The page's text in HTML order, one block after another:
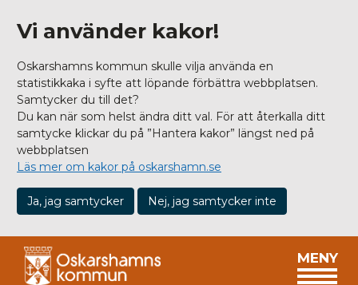
Vi använder kakor!
Oskarshamns kommun skulle vilja använda en
statistikkaka i syfte att löpande förbättra webbplatsen.
Samtycker du till det?
Du kan när som helst ändra ditt val. För att återkalla ditt
samtycke klickar du på ”Hantera kakor” längst ned på
webbplatsen
Läs mer om kakor på oskarshamn.se
Ja, jag samtycker Nej, jag samtycker inte
MENY